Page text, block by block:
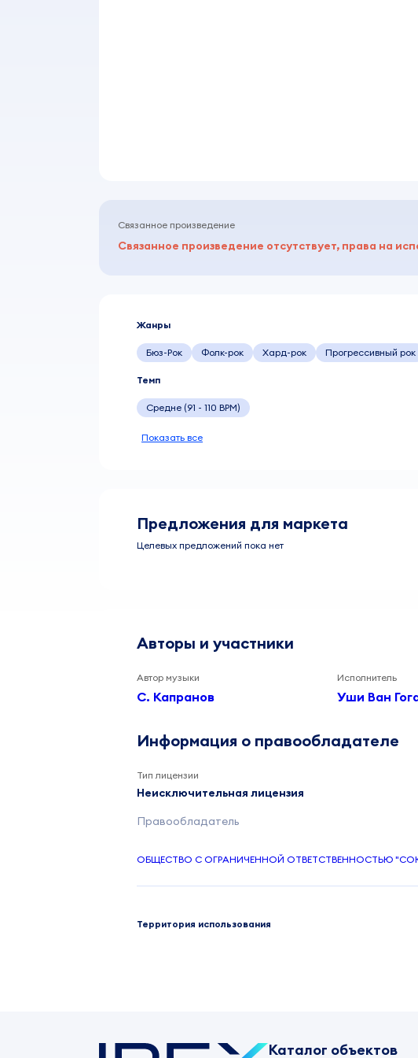
Связанное произведение
Связанное произведение отсутствует, права на
Жанры
Бюз-Рок Фолк-рок Хард-рок Прогрессивный рок
Темп
Средне (91 - 110 BPM)
Показать все
Предложения для маркета
Целевых предложений пока нет
Авторы и участники
Автор музыки
С. Капранов
Исполнитель
Уши Ван
Информация о правообладателе
Тип лицензии
Неисключительная лицензия
Правообладатель
ОБЩЕСТВО С ОГРАНИЧЕННОЙ ОТВЕТСТВЕННОСТЬЮ
Территория использования
Каталог объектов